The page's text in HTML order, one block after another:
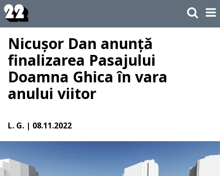
Nicușor Dan anunță
finalizarea Pasajului
Doamna Ghica în vara
anului viitor
L. G. | 08.11.2022